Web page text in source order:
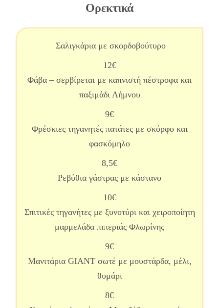
Ορεκτικά
Σαλιγκάρια με σκορδοβούτυρο
12€
Φάβα – σερβίρεται με καπνιστή πέστροφα και
παξιμάδι Λήμνου
9€
Φρέσκιες τηγανητές πατάτες με σκόρφο και
φασκόμηλο
8,5€
Ρεβύθια γάστρας με κάστανο
10€
Σπιτικές τηγανήτες με ξυνοτύρι και χειροποίητη
μαρμελάδα πιπεριάς Φλωρίνης
9€
Μανιτάρια GIANT σωτέ με μουστάρδα, μέλι,
θυμάρι
8€